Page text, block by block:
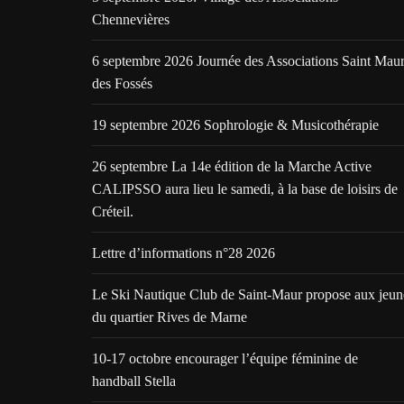
Chennevières
6 septembre 2026 Journée des Associations Saint Maur
des Fossés
19 septembre 2026 Sophrologie & Musicothérapie
26 septembre La 14e édition de la Marche Active
CALIPSSO aura lieu le samedi, à la base de loisirs de
Créteil.
Lettre d’informations n°28 2026
Le Ski Nautique Club de Saint-Maur propose aux
du quartier Rives de Marne
10-17 octobre encourager l’équipe féminine de
handball Stella